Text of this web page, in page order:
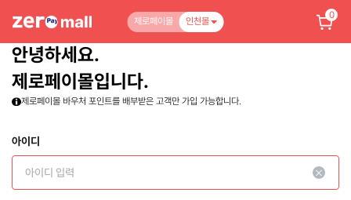
제로페이몰 인천몰
0
안녕하세요.
제로페이몰입니다.
제로페이몰 바우처 포인트를 배부받은 고객만 가입 가능합니다.
아이디